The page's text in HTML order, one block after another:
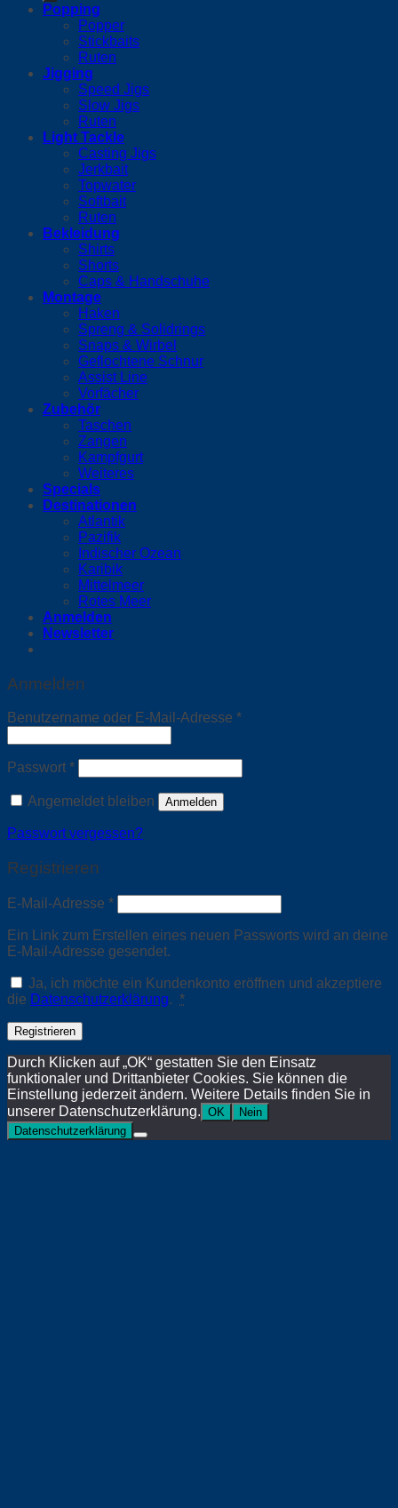
Popping
Popper
Stickbaits
Ruten
Jigging
Speed Jigs
Slow Jigs
Ruten
Light Tackle
Casting Jigs
Jerkbait
Topwater
Softbait
Ruten
Bekleidung
Shirts
Shorts
Caps & Handschuhe
Montage
Haken
Spreng & Solidrings
Snaps & Wirbel
Geflochtene Schnur
Assist Line
Vorfächer
Zubehör
Taschen
Zangen
Kampfgurt
Weiteres
Specials
Destinationen
Atlantik
Pazifik
Indischer Ozean
Karibik
Mittelmeer
Rotes Meer
Anmelden
Newsletter
Anmelden
Benutzername oder E-Mail-Adresse *Erforderlich
Passwort *Erforderlich
Angemeldet bleiben Anmelden
Passwort vergessen?
Registrieren
E-Mail-Adresse *Erforderlich
Ein Link zum Erstellen eines neuen Passworts wird an deine
E-Mail-Adresse gesendet.
Ja, ich möchte ein Kundenkonto eröffnen und akzeptiere
die Datenschutzerklärung. *
Registrieren
Durch Klicken auf „OK“ gestatten Sie den Einsatz
funktionaler und Drittanbieter Cookies. Sie können die
Einstellung jederzeit ändern. Weitere Details finden Sie in
unserer Datenschutzerklärung. OK
Nein
Datenschutzerklärung